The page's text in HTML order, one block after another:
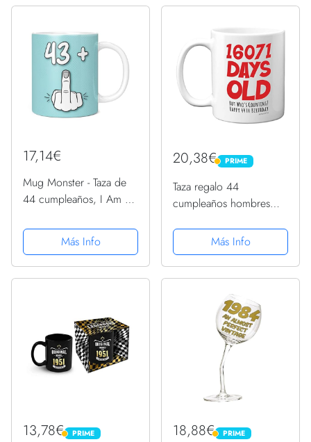
17,14€
Mug Monster - Taza de
44 cumpleaños, I Am 43
años, taza de café de
cerámica, regalo para
hombres o mujeres, taza
extra grande y gigante...
Más Info
20,38€ PRIME
PRIME
Taza regalo 44
cumpleaños hombres
días edad, divertido
regalo cumpleaños
adultos, cuarenta cuatro
hermano...
Más Info
13,78€ PRIME
PRIME 18,88€ PRIME
PRIME